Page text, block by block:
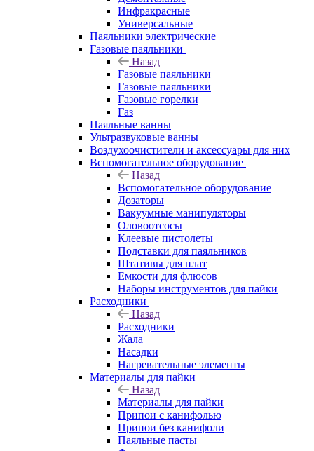
Инфракрасные
Универсальные
Паяльники электрические
Газовые паяльники
Назад
Газовые паяльники
Газовые паяльники
Газовые горелки
Газ
Паяльные ванны
Ультразвуковые ванны
Воздухоочистители и аксессуары для них
Вспомогательное оборудование
Назад
Вспомогательное оборудование
Дозаторы
Вакуумные манипуляторы
Оловоотсосы
Клеевые пистолеты
Подставки для паяльников
Штативы для плат
Емкости для флюсов
Наборы инструментов для пайки
Расходники
Назад
Расходники
Жала
Насадки
Нагревательные элементы
Материалы для пайки
Назад
Материалы для пайки
Припои с канифолью
Припои без канифоли
Паяльные пасты